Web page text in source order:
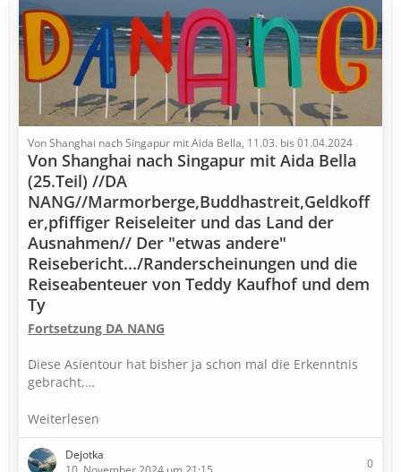
Von Shanghai nach Singapur mit Aida Bella, 11.03. bis 01.04.2024
Von Shanghai nach Singapur mit Aida Bella
(25.Teil) //DA
NANG//Marmorberge,Buddhastreit,Geldkoff
er,pfiffiger Reiseleiter und das Land der
Ausnahmen// Der "etwas andere"
Reisebericht.../Randerscheinungen und die
Reiseabenteuer von Teddy Kaufhof und dem
Ty
Fortsetzung DA NANG
Diese Asientour hat bisher ja schon mal die Erkenntnis
gebracht,…
Weiterlesen
Dejotka
0